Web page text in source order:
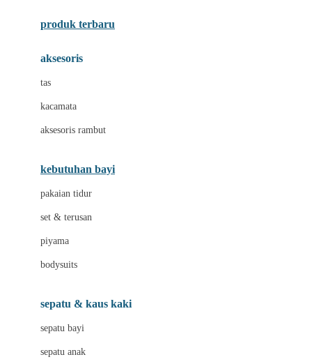
Baabaasheepz
Baby Dove
Baby Jogger
Beauty Barn
Bio Oil
Biolane
produk terbaru
aksesoris
tas
kacamata
aksesoris rambut
kebutuhan bayi
pakaian tidur
set & terusan
piyama
bodysuits
sepatu & kaus kaki
sepatu bayi
sepatu anak